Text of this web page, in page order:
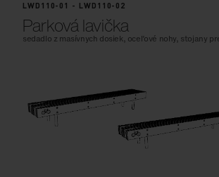
LWD110-01 - LWD110-02
Parková lavička
sedadlo z masívnych dosiek, oceľové nohy, stojany